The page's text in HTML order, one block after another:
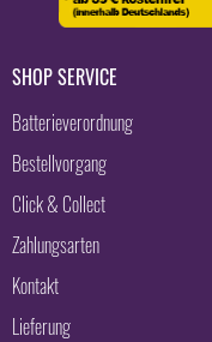
SHOP SERVICE
Batterieverordnung
Bestellvorgang
Click & Collect
Zahlungsarten
Kontakt
Lieferung